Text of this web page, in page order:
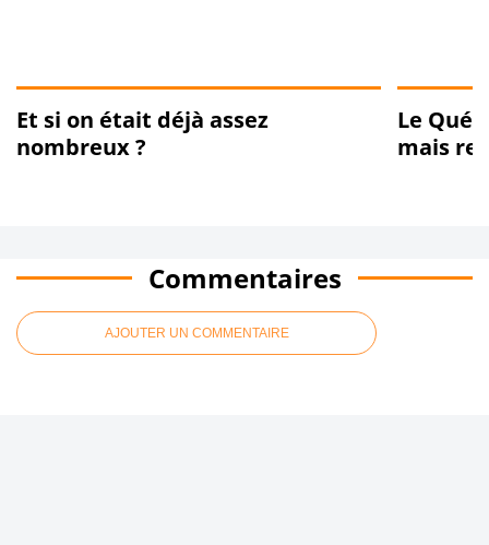
Et si on était déjà assez
nombreux ?
Le
mais
Commentaires
AJOUTER UN COMMENTAIRE